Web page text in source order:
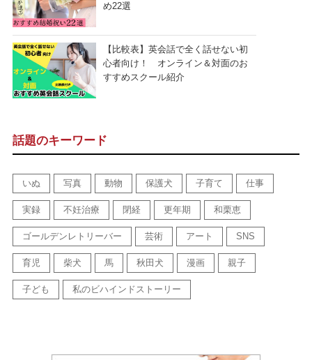
め22選
【比較表】英会話で全く話せない初
心者向け！ オンライン＆対面のお
すすめスクール紹介
話題のキーワード
いぬ 写真 動物 保護犬 子育て 仕事
実録 不妊治療 閉経 更年期 和栗恵
ゴールデンレトリーバー 芸術 アート SNS
育児 柴犬 馬 秋田犬 漫画 親子
子ども 私のビハインドストーリー